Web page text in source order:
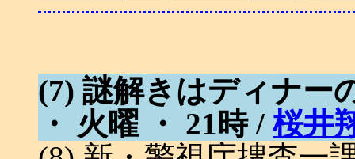
(7) 謎解きはディナ
・ 火曜 ・ 21時 / 桜井